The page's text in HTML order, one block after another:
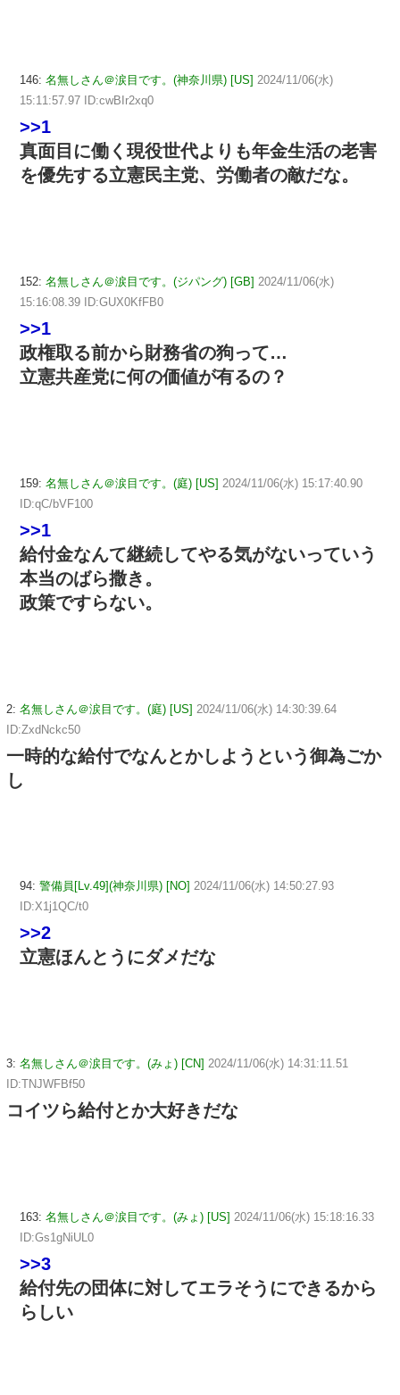
146: 名無しさん＠涙目です。(神奈川県) [US] 2024/11/06(水)
15:11:57.97 ID:cwBIr2xq0
>>1
真面目に働く現役世代よりも年金生活の老害
を優先する立憲民主党、労働者の敵だな。
152: 名無しさん＠涙目です。(ジパング) [GB] 2024/11/06(水)
15:16:08.39 ID:GUX0KfFB0
>>1
政権取る前から財務省の狗って…
立憲共産党に何の価値が有るの？
159: 名無しさん＠涙目です。(庭) [US] 2024/11/06(水) 15:17:40.90
ID:qC/bVF100
>>1
給付金なんて継続してやる気がないっていう
本当のばら撒き。
政策ですらない。
2: 名無しさん＠涙目です。(庭) [US] 2024/11/06(水) 14:30:39.64
ID:ZxdNckc50
一時的な給付でなんとかしようという御為ごか
し
94: 警備員[Lv.49](神奈川県) [NO] 2024/11/06(水) 14:50:27.93
ID:X1j1QC/t0
>>2
立憲ほんとうにダメだな
3: 名無しさん＠涙目です。(みょ) [CN] 2024/11/06(水) 14:31:11.51
ID:TNJWFBf50
コイツら給付とか大好きだな
163: 名無しさん＠涙目です。(みょ) [US] 2024/11/06(水) 15:18:16.33
ID:Gs1gNiUL0
>>3
給付先の団体に対してエラそうにできるから
らしい